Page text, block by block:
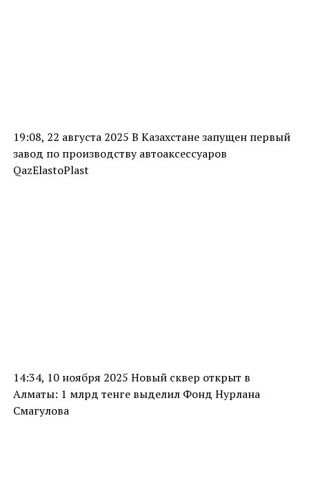
19:08, 22 августа 2025 В Казахстане запущен первый
завод по производству автоаксессуаров
QazElastoPlast
14:34, 10 ноября 2025 Новый сквер открыт в
Алматы: 1 млрд тенге выделил Фонд Нурлана
Смагулова